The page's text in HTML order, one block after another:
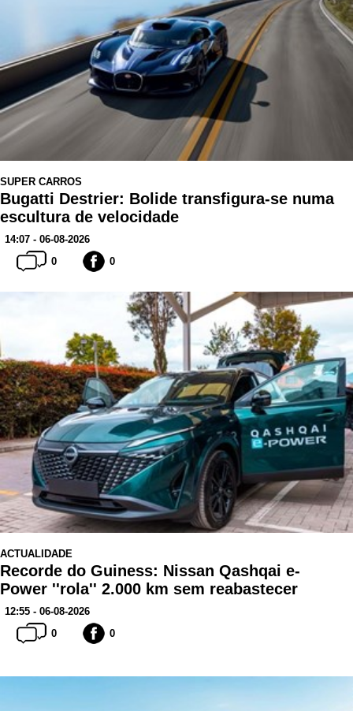
SUPER CARROS
Bugatti Destrier: Bolide transfigura-se numa
escultura de velocidade
14:07 - 06-08-2026
0
0
ACTUALIDADE
Recorde do Guiness: Nissan Qashqai e-
Power ''rola'' 2.000 km sem reabastecer
12:55 - 06-08-2026
0
0